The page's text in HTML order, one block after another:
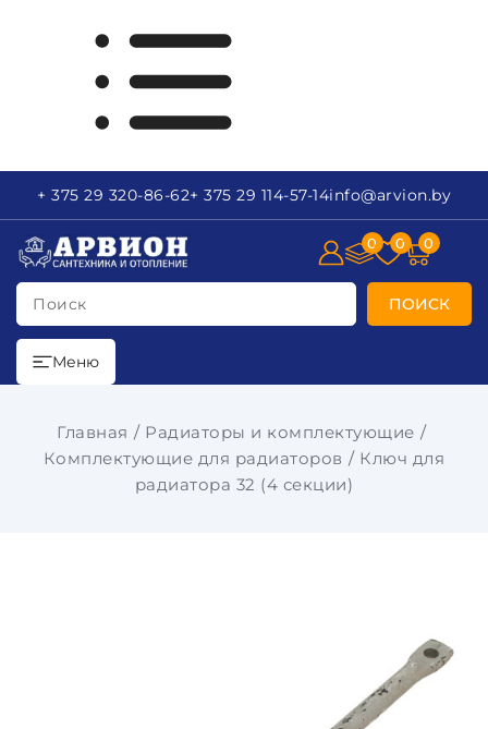
+ 375 29 320-86-62+ 375 29 114-57-14info@arvion.by
Поиск ПОИСК
0 0 0
Меню
Главная
Радиаторы и комплектующие
Комплектующие для радиаторов
Ключ для
радиатора 32 (4 секции)